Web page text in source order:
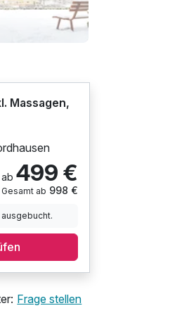
Massagen,
499 €
Gesamt ab 998 €
Frage stellen